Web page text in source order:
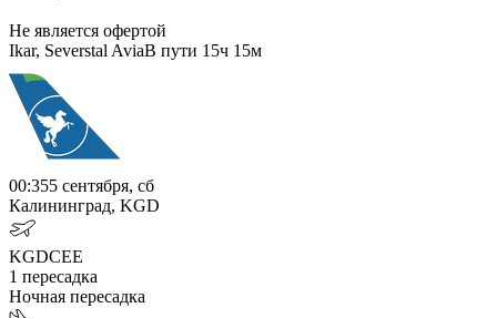
Не является офертой
Ikar, Severstal AviaВ пути 15ч 15м
00:355 сентября, сб
Калининград, KGD
KGDCEE
1 пересадка
Ночная пересадка